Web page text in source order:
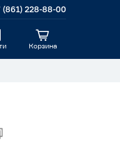
(861) 228-88-00
Корзина